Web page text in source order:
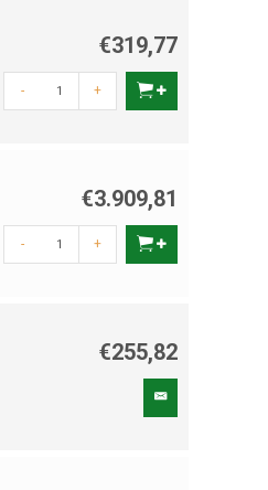
€319,77
- +
€3.909,81
- +
€255,82